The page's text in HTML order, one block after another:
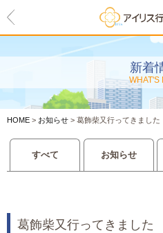
新着
WHAT'S
HOME > お知らせ > 葛飾柴又行ってきました
すべて お知らせ
葛飾柴又行ってきました